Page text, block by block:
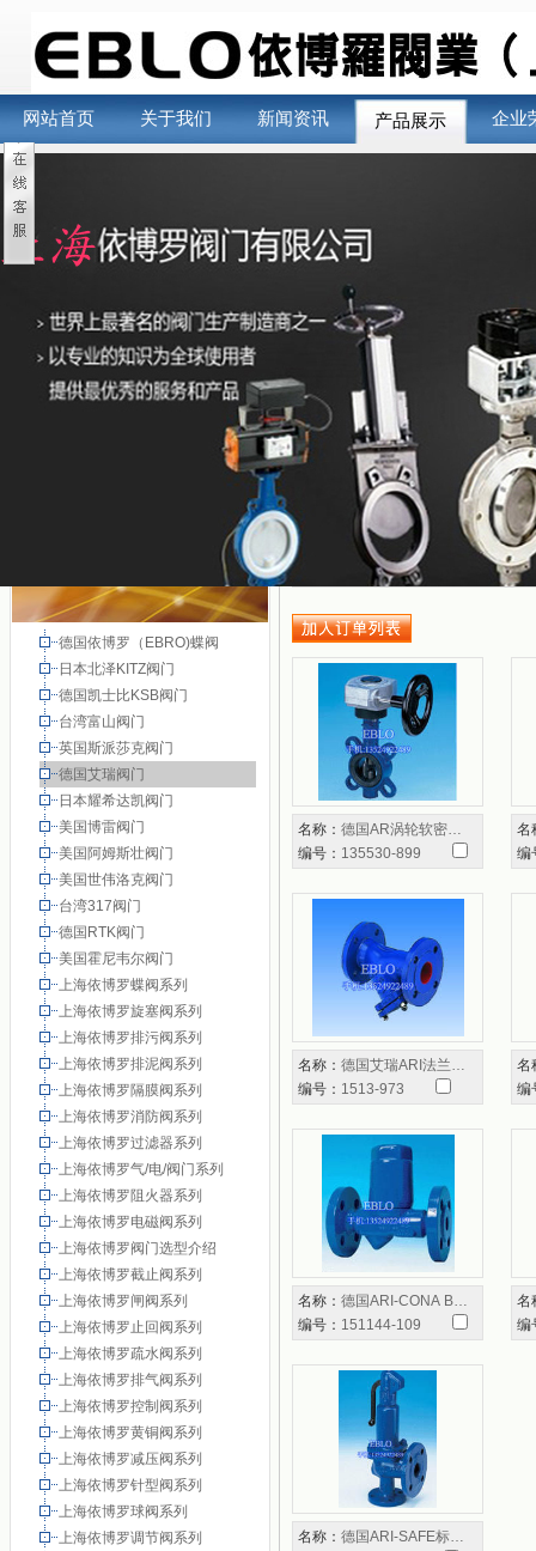
网站首页 关于我们 新闻资讯 产品展示 企业
德国依博罗（EBRO)蝶阀
日本北泽KITZ阀门
德国凯士比KSB阀门
台湾富山阀门
英国斯派莎克阀门
德国艾瑞阀门
日本耀希达凯阀门
美国博雷阀门
美国阿姆斯壮阀门
美国世伟洛克阀门
台湾317阀门
德国RTK阀门
美国霍尼韦尔阀门
上海依博罗蝶阀系列
上海依博罗旋塞阀系列
上海依博罗排污阀系列
上海依博罗排泥阀系列
上海依博罗隔膜阀系列
上海依博罗消防阀系列
上海依博罗过滤器系列
上海依博罗气/电/阀门系列
上海依博罗阻火器系列
上海依博罗电磁阀系列
上海依博罗阀门选型介绍
上海依博罗截止阀系列
上海依博罗闸阀系列
上海依博罗止回阀系列
上海依博罗疏水阀系列
上海依博罗排气阀系列
上海依博罗控制阀系列
上海依博罗黄铜阀系列
上海依博罗减压阀系列
上海依博罗针型阀系列
上海依博罗球阀系列
上海依博罗调节阀系列
名称： 德国AR涡轮软密…
编号： 135530-899
名
编
名称： 德国艾瑞ARI法兰…
编号： 1513-973
名
编
名称： 德国ARI-CONA B…
编号： 151144-109
名
编
名称： 德国ARI-SAFE标…